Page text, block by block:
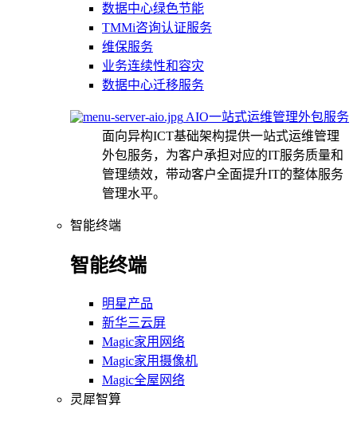
数据中心绿色节能
TMMi咨询认证服务
维保服务
业务连续性和容灾
数据中心迁移服务
AIO一站式运维管理外包服务
面向异构ICT基础架构提供一站式运维管理
外包服务，为客户承担对应的IT服务质量和
管理绩效，带动客户全面提升IT的整体服务
管理水平。
智能终端
智能终端
明星产品
新华三云屏
Magic家用网络
Magic家用摄像机
Magic全屋网络
灵犀智算